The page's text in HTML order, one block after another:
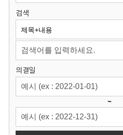
원
회
검색
의결일
~